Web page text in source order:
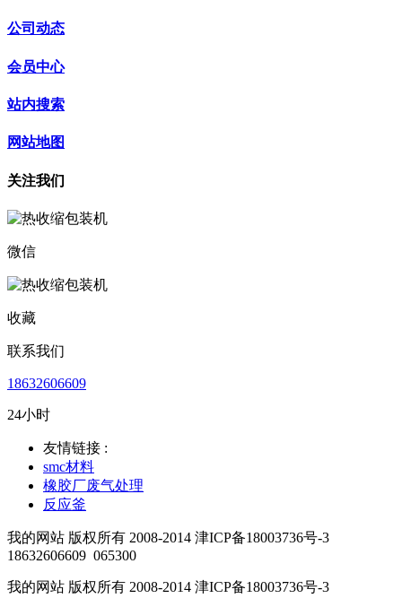
公司动态
会员中心
站内搜索
网站地图
关注我们
微信
收藏
联系我们
18632606609
24小时
友情链接 :
smc材料
橡胶厂废气处理
反应釜
我的网站 版权所有 2008-2014 津ICP备18003736号-3
18632606609 065300
我的网站 版权所有 2008-2014 津ICP备18003736号-3